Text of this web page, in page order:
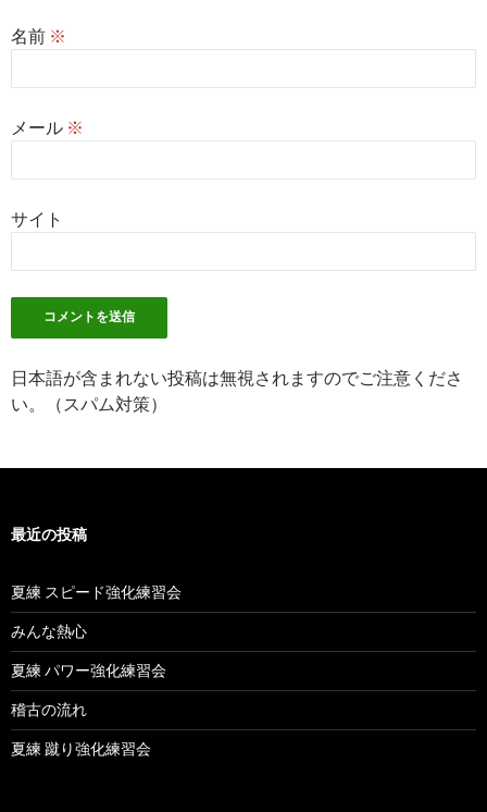
名前 ※
メール ※
サイト
日本語が含まれない投稿は無視されますのでご注意くださ
い。（スパム対策）
最近の投稿
夏練 スピード強化練習会
みんな熱心
夏練 パワー強化練習会
稽古の流れ
夏練 蹴り強化練習会